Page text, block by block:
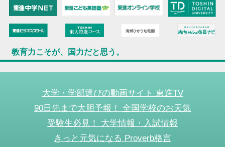
教育力こそが、国力だと思う。
大学・学部選びの動画サイト 東進TV
90日先まで大胆予報！ 全国学校のお天気
受験生必見！ 大学情報・入試情報
きっと元気になる Proverb格言